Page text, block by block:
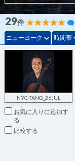
ニューヨーク 時間帯
29件
NYC-TANG_26JUL
お気に入りに追加
比較